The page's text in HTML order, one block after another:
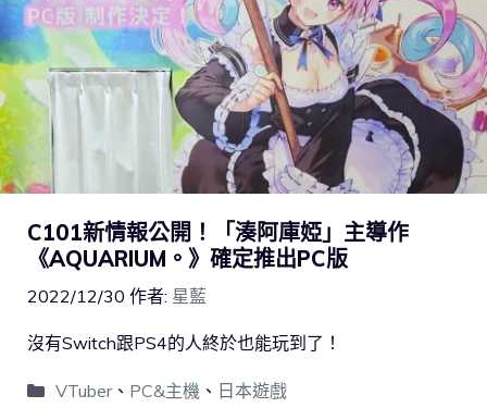
C101新情報公開！「湊阿庫婭」主導作
《AQUARIUM。》確定推出PC版
2022/12/30 作者: 星藍
沒有Switch跟PS4的人終於也能玩到了！
VTuber、 PC&主機、 日本遊戲